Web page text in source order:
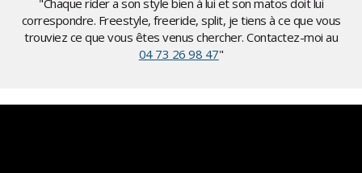
"Chaque rider a son style bien à lui et son matos doit lui
correspondre. Freestyle, freeride, split, je tiens à ce que vous
trouviez ce que vous êtes venus chercher. Contactez-moi au
04 73 26 98 47"